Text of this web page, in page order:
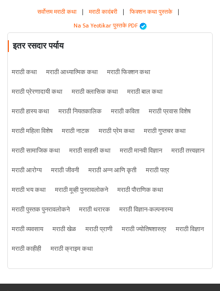
सर्वोत्तम मराठी कथा | मराठी कादंबरी | फिक्शन कथा पुस्तके |
Na Sa Yeotikar पुस्तके PDF
इतर रसदार पर्याय
मराठी कथा मराठी आध्यात्मिक कथा
मराठी फिक्शन कथा
मराठी प्रेरणादायी कथा
मराठी क्लासिक कथा
मराठी बाल कथा
मराठी हास्य कथा
मराठी नियतकालिक मराठी कविता
मराठी प्रवास विशेष
मराठी महिला विशेष
मराठी नाटक मराठी प्रेम कथा
मराठी गुप्तचर कथा
मराठी सामाजिक कथा
मराठी साहसी कथा मराठी मानवी विज्ञान
मराठी तत्त्वज्ञान
मराठी आरोग्य
मराठी जीवनी मराठी अन्न आणि कृती
मराठी पत्र
मराठी भय कथा
मराठी मूव्ही पुनरावलोकने
मराठी पौराणिक कथा
मराठी पुस्तक पुनरावलोकने
मराठी थरारक
मराठी विज्ञान-कल्पनारम्य
मराठी व्यवसाय
मराठी खेळ मराठी प्राणी मराठी ज्योतिषशास्त्र
मराठी विज्ञान
मराठी काहीही
मराठी क्राइम कथा